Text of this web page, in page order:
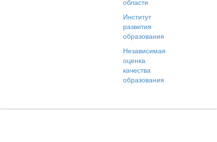
Институт
развития
образования
Независимая
оценка
качества
образования